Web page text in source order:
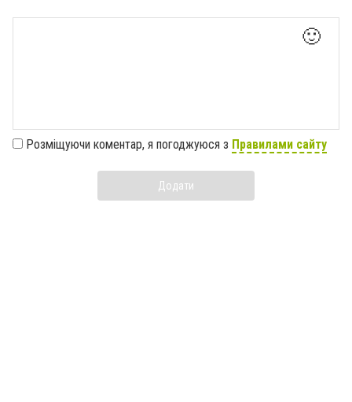
🙂
Розміщуючи коментар, я погоджуюся з Правилами сайту
Додати